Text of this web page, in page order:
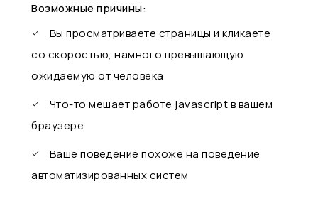
Возможные причины:
Вы просматриваете страницы и кликаете
со скоростью, намного превышающую
ожидаемую от человека
Что-то мешает работе javascript в вашем
браузере
Ваше поведение похоже на поведение
автоматизированных систем